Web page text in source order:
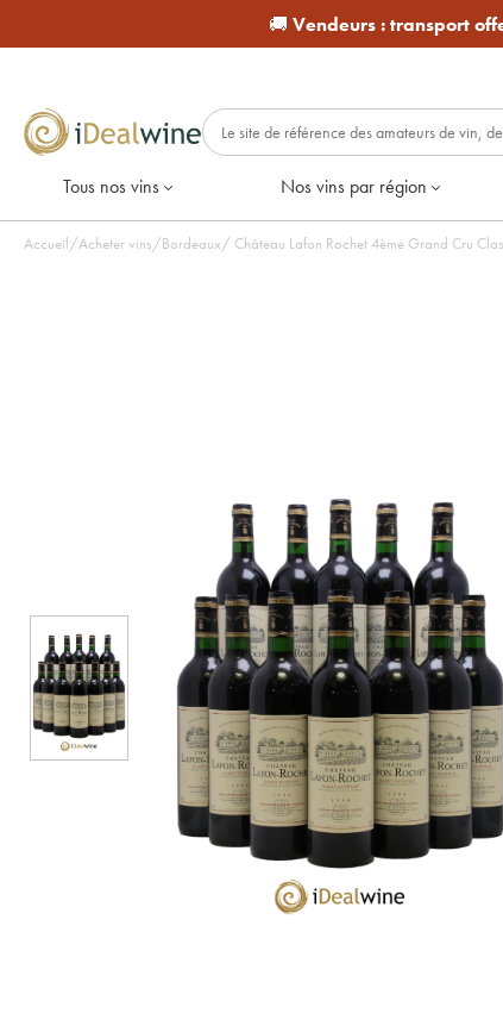
🚚 Vendeurs :transport
Tous nos vins Nos vins par région
Accueil/Acheter vins/Bordeaux/